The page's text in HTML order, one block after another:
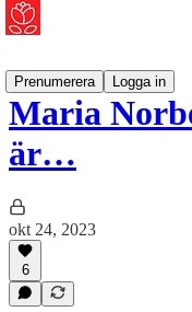
Prenumerera
Logga in
Maria
är…
okt 24, 2023
6